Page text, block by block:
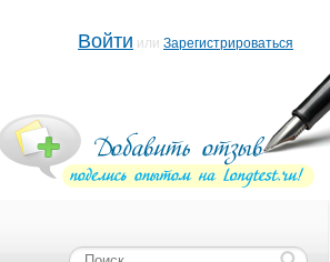
Войти или Зарегистрироваться